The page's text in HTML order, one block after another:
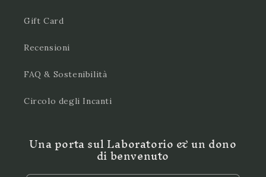
Gift Card
Recensioni
FAQ & Sostenibilità
Circolo degli Incanti
Una porta sul Laboratorio & un dono
di benvenuto